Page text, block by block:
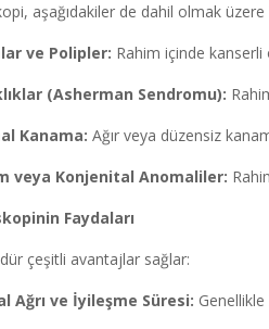
aşağıdakiler de dahil olmak
ve Polipler: Rahim içinde
(Asherman Sendromu):
Kanama: Ağır veya düzensiz
veya Konjenital Anomaliler:
Faydaları
çeşitli avantajlar sağlar:
Ağrı ve İyileşme Süresi: